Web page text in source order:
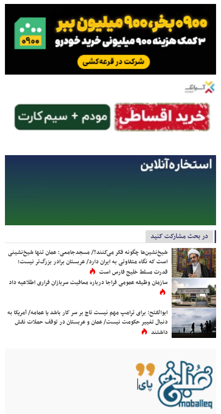
در بحث مشارکت کنید
شیخ‌نشین‌ها چگونه فکر می‌کنند؟/ مسجدجامعی: عمان تنها شیخ‌نشینی
است که نگاه متفاوتی به ایران دارد/ عربستان برادر بزرگ‌تر نیست؛
قدرت مسلط خلیج فارس است
سازمان وظیفه عمومی فراجا درباره معافیت سربازان فراری اطلاعیه داد
ابوالفتح: برای ترامپ مهم نیست تاج بر سر کار باشد یا عمامه/ آمریکا به
دنبال تغییر حکومت نیست/ عمان و عربستان در توقف حملات نقش
داشتند